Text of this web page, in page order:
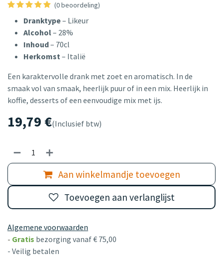
(0 beoordeling)
Dranktype– Likeur
Alcohol– 28%
Inhoud– 70cl
Herkomst– Italië
Een karaktervolle drank met zoet en aromatisch. In de
smaak vol van smaak, heerlijk puur of in een mix. Heerlijk in
koffie, desserts of een eenvoudige mix met ijs.
19,79 €(Inclusief btw)
Aan winkelmandje toevoegen
Toevoegen aan verlanglijst
Algemene voorwaarden
- Gratis bezorging vanaf € 75,00
- Veilig betalen